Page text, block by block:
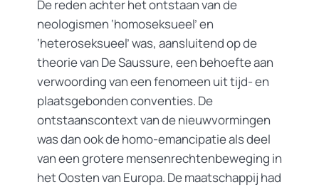
De reden achter het ontstaan van de
neologismen ‘homoseksueel’ en
‘heteroseksueel’ was, aansluitend op de
theorie van De Saussure, een behoefte aan
verwoording van een fenomeen uit tijd- en
plaatsgebonden conventies. De
ontstaanscontext van de nieuwvormingen
was dan ook de homo-emancipatie als deel
van een grotere mensenrechtenbeweging in
het Oosten van Europa. De maatschappij had